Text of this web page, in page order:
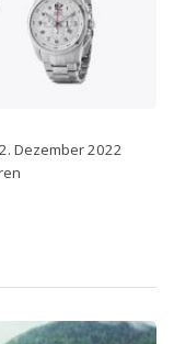
Dezember 2022